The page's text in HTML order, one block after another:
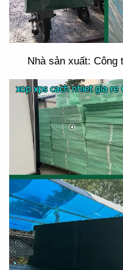
Nhà sản xuất: Công